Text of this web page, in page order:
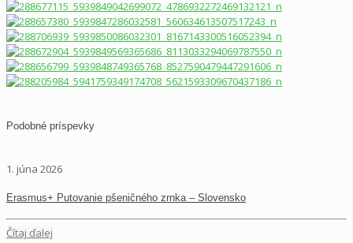
Podobné príspevky
1. júna 2026
Erasmus+ Putovanie pšeničného zrnka – Slovensko
Čítaj ďalej